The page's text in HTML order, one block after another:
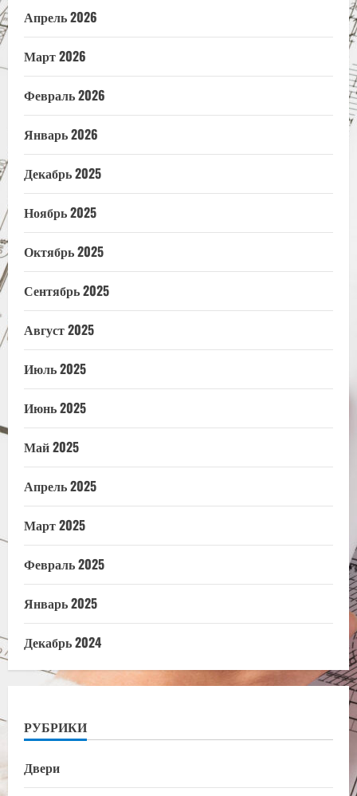
Апрель 2026
Март 2026
Февраль 2026
Январь 2026
Декабрь 2025
Ноябрь 2025
Октябрь 2025
Сентябрь 2025
Август 2025
Июль 2025
Июнь 2025
Май 2025
Апрель 2025
Март 2025
Февраль 2025
Январь 2025
Декабрь 2024
РУБРИКИ
Двери